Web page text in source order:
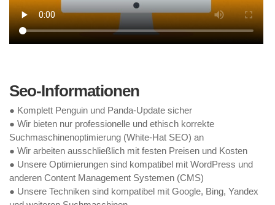
Seo-Informationen
● Komplett Penguin und Panda-Update sicher
● Wir bieten nur professionelle und ethisch korrekte
Suchmaschinenoptimierung (White-Hat SEO) an
● Wir arbeiten ausschließlich mit festen Preisen und Kosten
● Unsere Optimierungen sind kompatibel mit WordPress und
anderen Content Management Systemen (CMS)
● Unsere Techniken sind kompatibel mit Google, Bing, Yandex